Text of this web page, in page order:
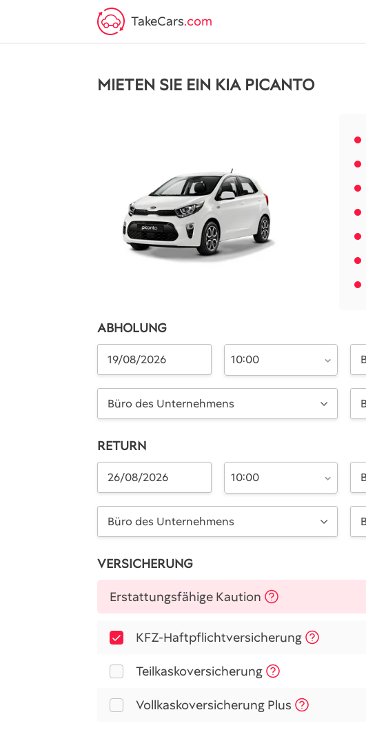
TakeCars.com
MIETEN SIE EIN KIA PICANTO
ABHOLUNG
10:00
Büro des Unternehmens
RETURN
10:00
Büro des Unternehmens
VERSICHERUNG
Erstattungsfähige Kaution
KFZ-Haftpflichtversicherung
Teilkaskoversicherung
Vollkaskoversicherung Plus